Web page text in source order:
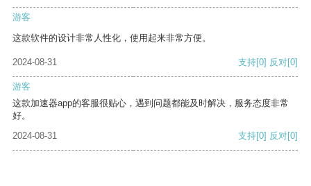
游客
这款软件的设计非常人性化，使用起来非常方便。
2024-08-31 支持[0] 反对[0]
游客
这款加速器app的客服很贴心，遇到问题都能及时解决，服务态度非常
好。
2024-08-31
支持[0] 反对[0]